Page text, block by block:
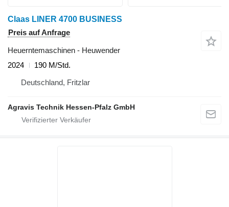
Claas LINER 4700 BUSINESS
Preis auf Anfrage
Heuerntemaschinen - Heuwender
2024
190 M/Std.
Deutschland, Fritzlar
Agravis Technik Hessen-Pfalz GmbH